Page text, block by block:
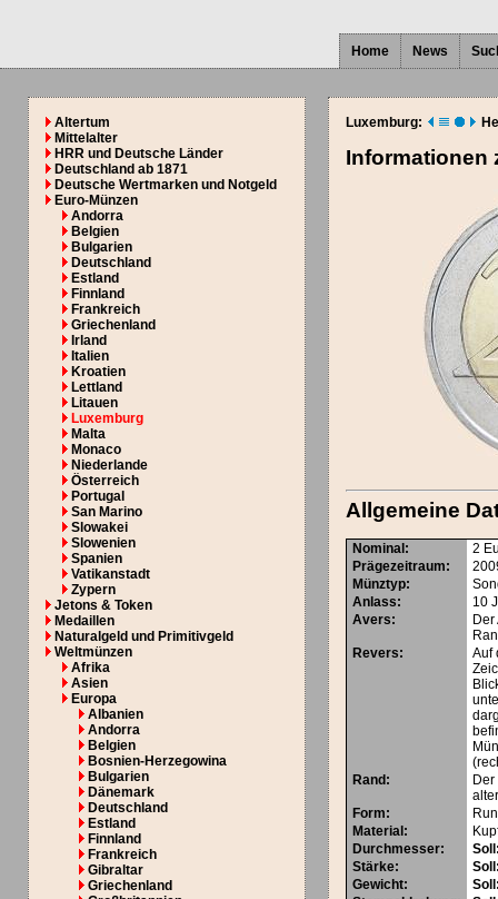
Home News
Altertum
Mittelalter
HRR und Deutsche Länder
Deutschland ab 1871
Deutsche Wertmarken und Notgeld
Euro-Münzen
Andorra
Belgien
Bulgarien
Deutschland
Estland
Finnland
Frankreich
Griechenland
Irland
Italien
Kroatien
Lettland
Litauen
Luxemburg
Malta
Monaco
Niederlande
Österreich
Portugal
San Marino
Slowakei
Slowenien
Spanien
Vatikanstadt
Zypern
Jetons & Token
Medaillen
Naturalgeld und Primitivgeld
Weltmünzen
Afrika
Asien
Europa
Albanien
Andorra
Belgien
Bosnien-Herzegowina
Bulgarien
Dänemark
Deutschland
Estland
Finnland
Frankreich
Gibraltar
Griechenland
Luxemburg:
Informationen
Allgemeine
Nominal :
2
Prägezeitraum:
Münztyp:
Anlass:
10
Avers:
Revers:
Auf
Rand :
Form:
Material :
Durchmesser:
Stärke:
Gewicht: